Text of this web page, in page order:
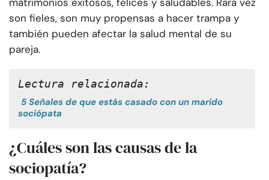
son fieles, son muy propensas a hacer trampa y
también pueden afectar la salud mental de su
pareja.
Lectura relacionada:
5 Señales de que estás casado con un marido
sociópata
¿Cuáles son las causas de la
sociopatía?